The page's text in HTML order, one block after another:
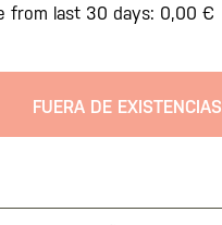
from last 30 days: 0,00 €
FUERA DE EXISTENCIAS